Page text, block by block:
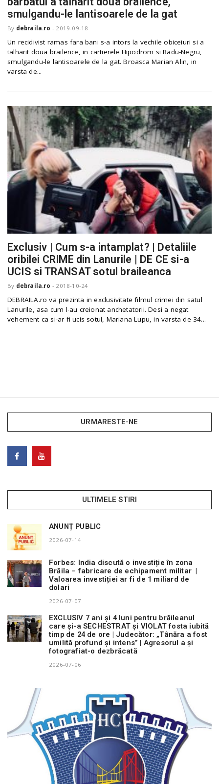
a
v
i
a
i
n
smulgandu-le lantisoarele de la gat
By debraila.ro - 2019-09-18
Un recidivist ramas fara bani s-a intors la vechile obiceiuri si a
talharit doua brailence, in cartierele Hipodrom si Radu-Negru,
smulgandu-le lantisoarele de la gat. Broasca Marian Alin, in
varsta de...
Exclusiv | Cum s-a intamplat? | Detaliile
oribilei CRIME din Lanurile | DE CE si-a
UCIS si TRANSAT sotul braileanca
By debraila.ro - 2018-10-24
DEBRAILA.ro va prezinta in exclusivitate filmul crimei din satul
Lanurile, asa cum l-au creionat anchetatorii. Desi a negat
vehement ca si-ar fi ucis sotul, Mariana Lupu, in varsta de 34...
URMARESTE-NE
ULTIMELE STIRI
ANUNȚ PUBLIC
2026-07-14
Forbes: India discută o investiție în zona
Brăila – fabricare de echipament militar |
Valoarea investiției ar fi de 1 miliard de
dolari
2026-07-07
EXCLUSIV 7 ani și 4 luni pentru brăileanul
care și-a SECHESTRAT și VIOLAT fosta iubită
timp de 24 de ore | Judecător: „Tânăra a fost
umilită profund și intens” | Agresorul a și
fotografiat-o dezbrăcată
2026-07-06